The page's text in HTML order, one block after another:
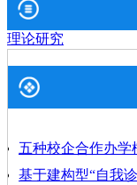
理论研究
五种校企合作办学
基于建构型“自我